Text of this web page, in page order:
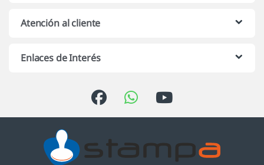
Atención al cliente
Enlaces de Interés